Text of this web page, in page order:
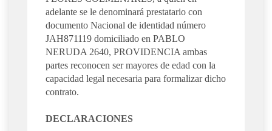
adelante se le denominará prestatario con
documento Nacional de identidad número
JAH871119 domiciliado en PABLO
NERUDA 2640, PROVIDENCIA ambas
partes reconocen ser mayores de edad con la
capacidad legal necesaria para formalizar dicho
contrato.
DECLARACIONES